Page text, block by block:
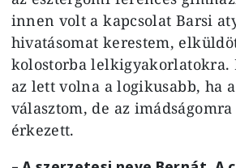
innen volt a kapcsolat Barsi
hivatásomat kerestem,
kolostorba lelkigyakorlatokra.
az lett volna a logikusabb, ha
választom, de az
érkezett.